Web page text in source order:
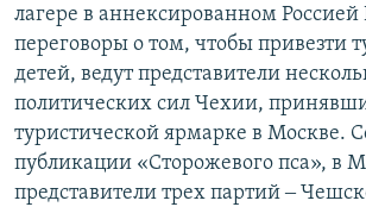
лагере в аннексированном
переговоры о том, чтобы привезти
детей, ведут представители
политических сил Чехии,
туристической ярмарке в Москве.
публикации «Сторожевого пса», в
представители трех партий ‒